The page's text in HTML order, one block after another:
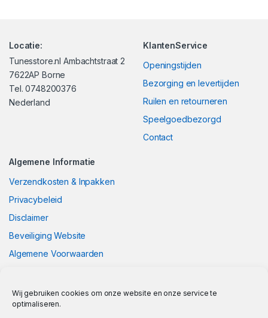
Wij gebruiken cookies om onze website en onze service te
optimaliseren.
Locatie:
Tunesstore.nl Ambachtstraat 2
7622AP Borne
Tel. 0748200376
Nederland
KlantenService
Openingstijden
Bezorging en levertijden
Ruilen en retourneren
Speelgoedbezorgd
Contact
Algemene Informatie
Verzendkosten & Inpakken
Privacybeleid
Disclaimer
Beveiliging Website
Algemene Voorwaarden